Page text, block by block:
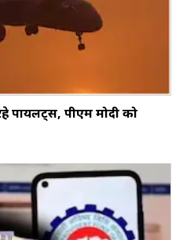
पायलट्स, पीएम मोदी को